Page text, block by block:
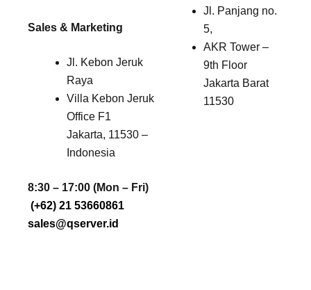
Sales & Marketing
Jl. Kebon Jeruk
Raya
Villa Kebon Jeruk
Office F1
Jakarta, 11530 –
Indonesia
8:30 – 17:00 (Mon – Fri)
(+62) 21 53660861
sales@qserver.id
Jl. Panjang no.
5,
AKR Tower –
9th Floor
Jakarta Barat
11530